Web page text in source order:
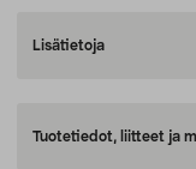
Lisätietoja
Tuotetiedot, liitteet ja